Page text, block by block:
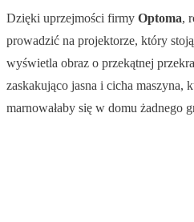
Dzięki uprzejmości firmy Optoma,
prowadzić na projektorze, który
wyświetla obraz o przekątnej
zaskakująco jasna i cicha maszyna,
marnowałaby się w domu żadnego